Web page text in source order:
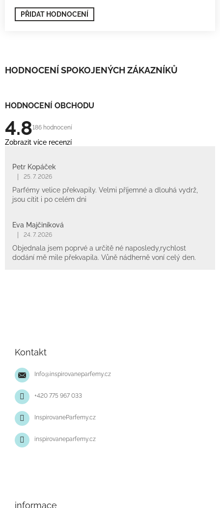
PŘIDAT HODNOCENÍ
HODNOCENÍ SPOKOJENÝCH ZÁKAZNÍKŮ
HODNOCENÍ OBCHODU
4.8186 hodnocení
Zobrazit více recenzí
Petr Kopáček
25. 7. 2026
Parfémy velice překvapily. Velmi příjemné a dlouhá vydrž,
jsou cítit i po celém dni
Eva Majčiníková
24. 7. 2026
Objednala jsem poprvé a určitě né naposledy,rychlost
dodání mě mile překvapila. Vůně nádherně voní celý den.
Kontakt
Info@inspirovaneparfemy.cz
+420 775 967 033
InspirovaneParfemy.cz
inspirovaneparfemy.cz
informace